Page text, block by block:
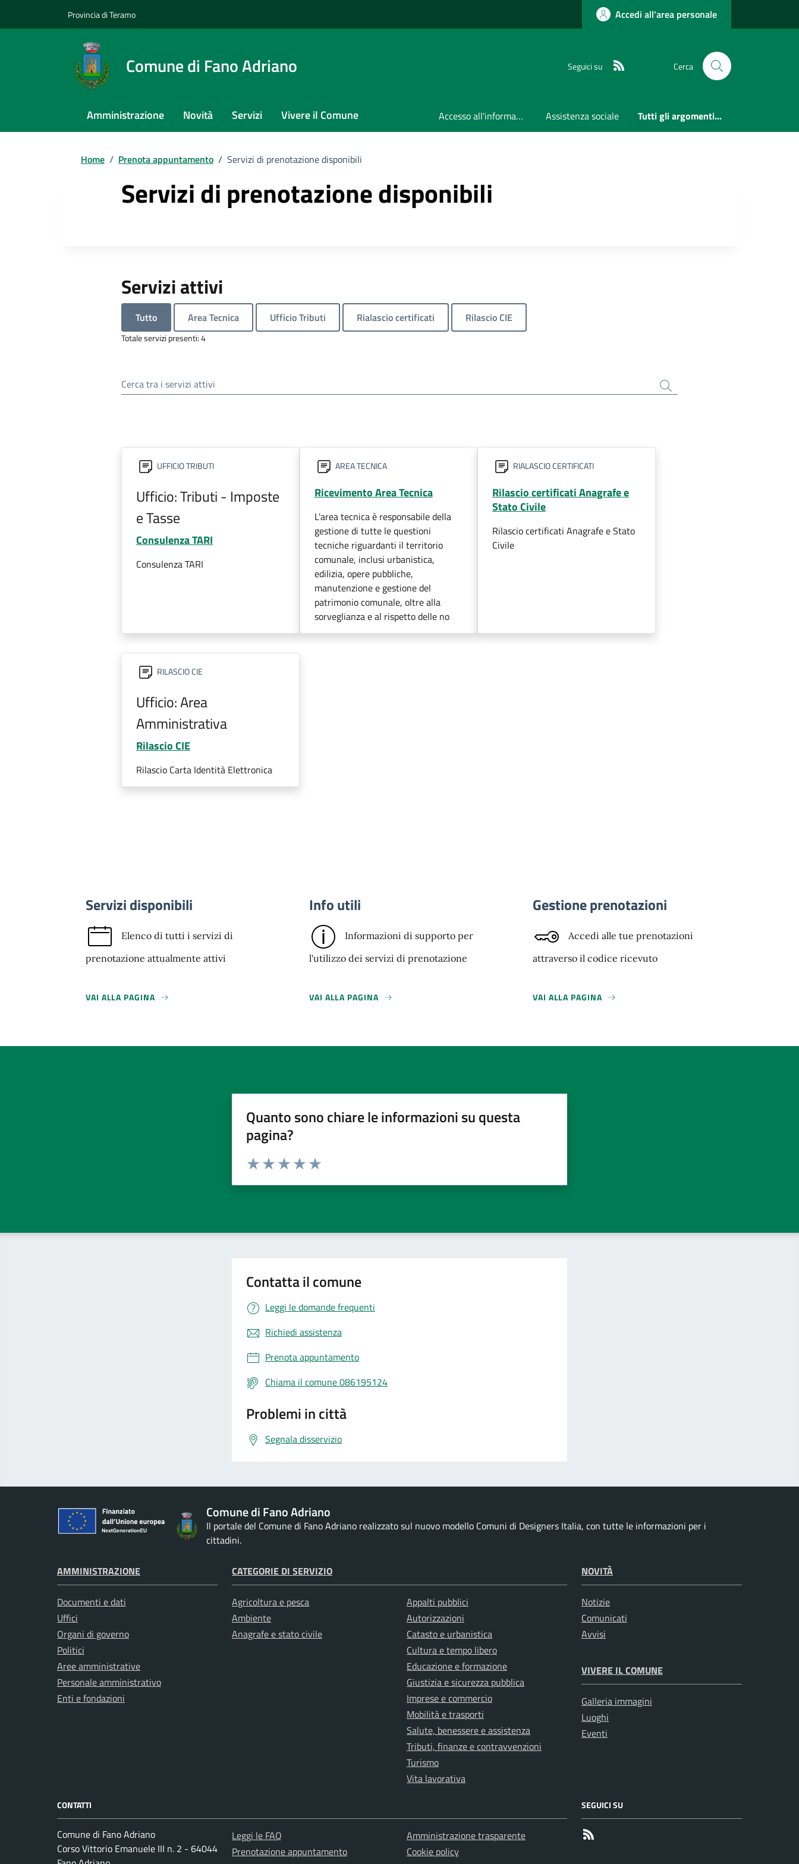
Provincia di Teramo Accedi all'area personale
Comune di Fano Adriano Seguici su Cerca
Amministrazione Novità Servizi Vivere il Comune Accesso all'informazione Assistenza sociale Tutti gli argomenti...
Home / Prenota appuntamento / Servizi di prenotazione disponibili
Servizi di prenotazione disponibili
Servizi attivi
Tutto Area Tecnica Ufficio Tributi Rialascio certificati Rilascio CIE
Totale servizi presenti: 4
Cerca tra i servizi attivi
UFFICIO TRIBUTI
Ufficio: Tributi - Imposte
e Tasse
Consulenza TARI
Consulenza TARI
AREA TECNICA
Ricevimento Area Tecnica
L'area tecnica è responsabile della
gestione di tutte le questioni
tecniche riguardanti il territorio
comunale, inclusi urbanistica,
edilizia, opere pubbliche,
manutenzione e gestione del
patrimonio comunale, oltre alla
sorveglianza e al rispetto delle no
RIALASCIO CERTIFICATI
Rilascio certificati Anagrafe e
Stato Civile
Rilascio certificati Anagrafe e Stato
Civile
RILASCIO CIE
Ufficio: Area
Amministrativa
Rilascio CIE
Rilascio Carta Identità Elettronica
Servizi disponibili
Elenco di tutti i servizi di
prenotazione attualmente attivi
VAI ALLA PAGINA
Info utili
Informazioni di supporto per
l'utilizzo dei servizi di prenotazione
VAI ALLA PAGINA
Gestione prenotazioni
Accedi alle tue prenotazioni
attraverso il codice ricevuto
VAI ALLA PAGINA
Quanto sono chiare le informazioni su questa
pagina?
Valuta da 1 a 5 stelle la pagina
Contatta il comune
Leggi le domande frequenti
Richiedi assistenza
Prenota appuntamento
Chiama il comune 086195124
Problemi in città
Segnala disservizio
Comune di Fano Adriano
Il portale del Comune di Fano Adriano realizzato sul nuovo modello Comuni di Designers Italia, con tutte le informazioni per i
cittadini.
AMMINISTRAZIONE
Documenti e dati
Uffici
Organi di governo
Politici
Aree amministrative
Personale amministrativo
Enti e fondazioni
CATEGORIE DI SERVIZIO
Agricoltura e pesca
Ambiente
Anagrafe e stato civile
Appalti pubblici
Autorizzazioni
Catasto e urbanistica
Cultura e tempo libero
Educazione e formazione
Giustizia e sicurezza pubblica
Imprese e commercio
Mobilità e trasporti
Salute, benessere e assistenza
Tributi, finanze e contravvenzioni
Turismo
Vita lavorativa
NOVITÀ
Notizie
Comunicati
Avvisi
VIVERE IL COMUNE
Galleria immagini
Luoghi
Eventi
CONTATTI
Comune di Fano Adriano
Corso Vittorio Emanuele III n. 2 - 64044
Leggi le FAQ
Prenotazione appuntamento
Amministrazione trasparente
Cookie policy
SEGUICI SU